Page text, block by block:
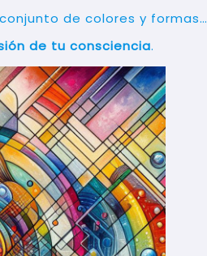
de colores y formas…
de tu consciencia.